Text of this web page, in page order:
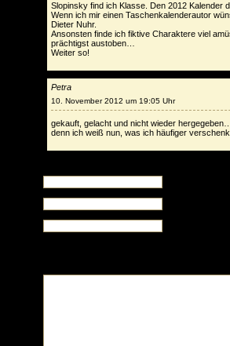
Slopinsky find ich Klasse. Den 2012 Kalender
Wenn ich mir einen Taschenkalenderautor
Dieter Nuhr.
Ansonsten finde ich fiktive Charaktere viel
prächtigst austoben…
Weiter so!
Petra
10. November 2012 um 19:05 Uhr
gekauft, gelacht und nicht wieder
denn ich weiß nun, was ich häufiger